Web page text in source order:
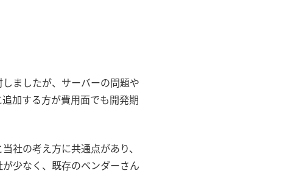
ましたが、サーバーの問題や
加する方が費用面でも開発期
社の考え方に共通点があり、
少なく、既存のベンダーさん